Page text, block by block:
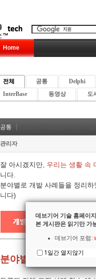
Home
전체 공통 Delphi
InterBase
동영상 도
공통
관리자
잘 아시겠지만, 우리는 생활 속
니다.
분야별로 개발 사례들을 정리
니다)
분야별 개발 사례
데브기어 기술 홈페이
본 게시판은 읽기만 가
데브기어 포럼:
1일간 열지않기